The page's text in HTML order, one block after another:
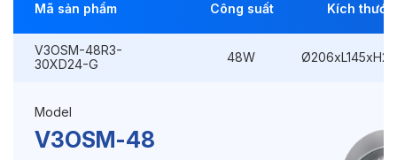
Kích thước
Ø206xL145xH245mm
Mã sản phẩm Công suất Kích thước
V3OSM-48R3-
30XD24-G
48W
Model
V3OSM-48